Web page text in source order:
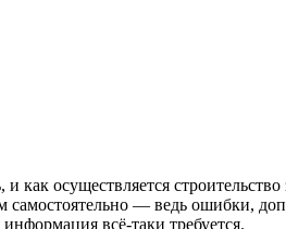
осуществляется
самостоятельно — ведь ошибки,
всё-таки требуется.